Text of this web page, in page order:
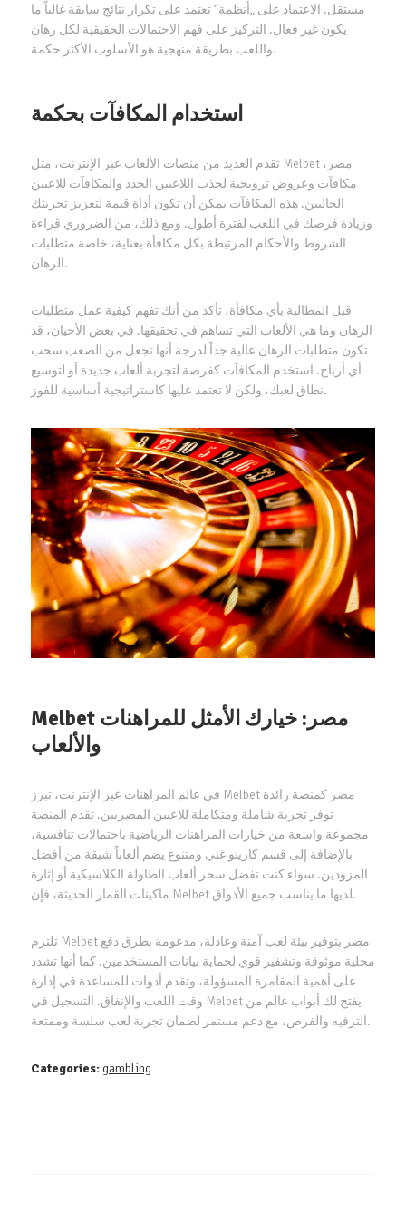
مستقل. الاعتماد على „أنظمة” تعتمد على تكرار نتائج سابقة غالباً ما
يكون غير فعال. التركيز على فهم الاحتمالات الحقيقية لكل رهان
واللعب بطريقة منهجية هو الأسلوب الأكثر حكمة.
استخدام المكافآت بحكمة
تقدم العديد من منصات الألعاب عبر الإنترنت، مثل Melbet مصر،
مكافآت وعروض ترويجية لجذب اللاعبين الجدد والمكافآت للاعبين
الحاليين. هذه المكافآت يمكن أن تكون أداة قيمة لتعزيز تجربتك
وزيادة فرصك في اللعب لفترة أطول. ومع ذلك، من الضروري قراءة
الشروط والأحكام المرتبطة بكل مكافأة بعناية، خاصة متطلبات
الرهان.
قبل المطالبة بأي مكافأة، تأكد من أنك تفهم كيفية عمل متطلبات
الرهان وما هي الألعاب التي تساهم في تحقيقها. في بعض الأحيان، قد
تكون متطلبات الرهان عالية جداً لدرجة أنها تجعل من الصعب سحب
أي أرباح. استخدم المكافآت كفرصة لتجربة ألعاب جديدة أو لتوسيع
نطاق لعبك، ولكن لا تعتمد عليها كاستراتيجية أساسية للفوز.
Melbet مصر: خيارك الأمثل للمراهنات
والألعاب
في عالم المراهنات عبر الإنترنت، تبرز Melbet مصر كمنصة رائدة
توفر تجربة شاملة ومتكاملة للاعبين المصريين. تقدم المنصة
مجموعة واسعة من خيارات المراهنات الرياضية باحتمالات تنافسية،
بالإضافة إلى قسم كازينو غني ومتنوع يضم ألعاباً شيقة من أفضل
المزودين. سواء كنت تفضل سحر ألعاب الطاولة الكلاسيكية أو إثارة
ماكينات القمار الحديثة، فإن Melbet لديها ما يناسب جميع الأذواق.
تلتزم Melbet مصر بتوفير بيئة لعب آمنة وعادلة، مدعومة بطرق دفع
محلية موثوقة وتشفير قوي لحماية بيانات المستخدمين. كما أنها تشدد
على أهمية المقامرة المسؤولة، وتقدم أدوات للمساعدة في إدارة
وقت اللعب والإنفاق. التسجيل في Melbet يفتح لك أبواب عالم من
الترفيه والفرص، مع دعم مستمر لضمان تجربة لعب سلسة وممتعة.
Categories: gambling